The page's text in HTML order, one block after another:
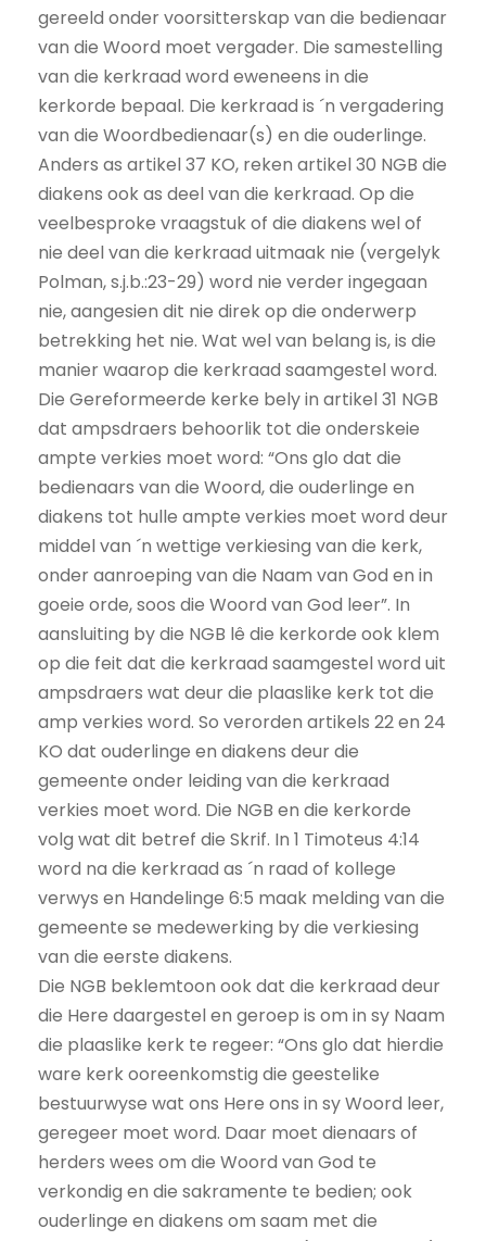
gereeld onder voorsitterskap van die bedienaar
van die Woord moet vergader. Die samestelling
van die kerkraad word eweneens in die
kerkorde bepaal. Die kerkraad is ´n vergadering
van die Woordbedienaar(s) en die ouderlinge.
Anders as artikel 37 KO, reken artikel 30 NGB die
diakens ook as deel van die kerkraad. Op die
veelbesproke vraagstuk of die diakens wel of
nie deel van die kerkraad uitmaak nie (vergelyk
Polman, s.j.b.:23-29) word nie verder ingegaan
nie, aangesien dit nie direk op die onderwerp
betrekking het nie. Wat wel van belang is, is die
manier waarop die kerkraad saamgestel word.
Die Gereformeerde kerke bely in artikel 31 NGB
dat ampsdraers behoorlik tot die onderskeie
ampte verkies moet word: “Ons glo dat die
bedienaars van die Woord, die ouderlinge en
diakens tot hulle ampte verkies moet word deur
middel van ´n wettige verkiesing van die kerk,
onder aanroeping van die Naam van God en in
goeie orde, soos die Woord van God leer”. In
aansluiting by die NGB lê die kerkorde ook klem
op die feit dat die kerkraad saamgestel word uit
ampsdraers wat deur die plaaslike kerk tot die
amp verkies word. So verorden artikels 22 en 24
KO dat ouderlinge en diakens deur die
gemeente onder leiding van die kerkraad
verkies moet word. Die NGB en die kerkorde
volg wat dit betref die Skrif. In 1 Timoteus 4:14
word na die kerkraad as ´n raad of kollege
verwys en Handelinge 6:5 maak melding van die
gemeente se medewerking by die verkiesing
van die eerste diakens.
Die NGB beklemtoon ook dat die kerkraad deur
die Here daargestel en geroep is om in sy Naam
die plaaslike kerk te regeer: “Ons glo dat hierdie
ware kerk ooreenkomstig die geestelike
bestuurwyse wat ons Here ons in sy Woord leer,
geregeer moet word. Daar moet dienaars of
herders wees om die Woord van God te
verkondig en die sakramente te bedien; ook
ouderlinge en diakens om saam met die